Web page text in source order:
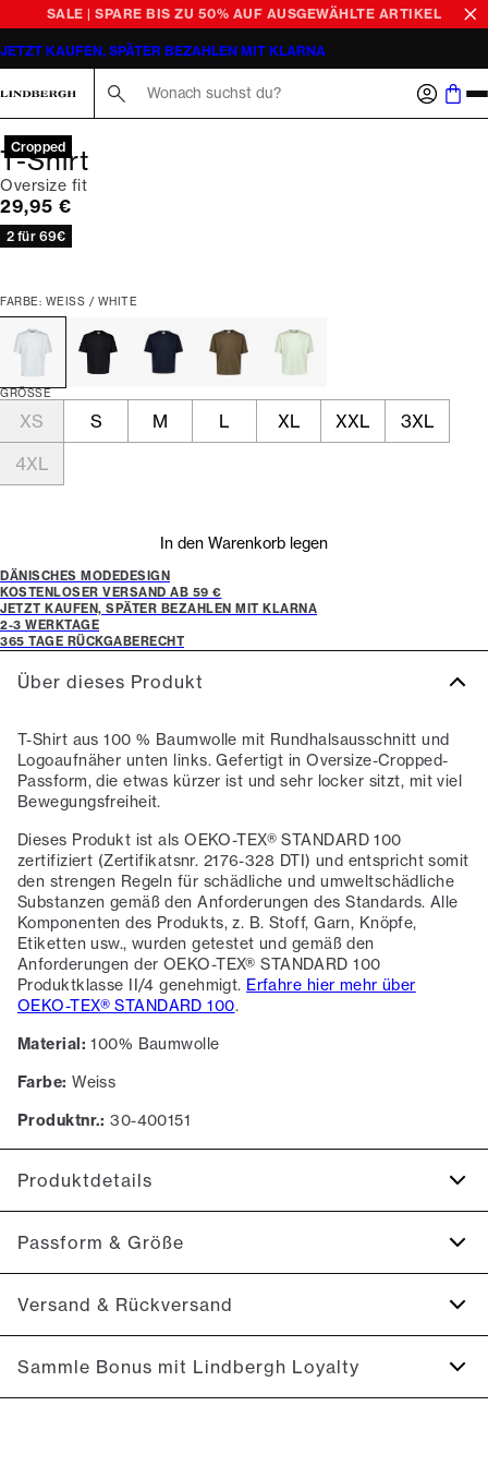
SALE | SPARE BIS ZU 50% AUF AUSGEWÄHLTE ARTIKEL
JETZT KAUFEN, SPÄTER BEZAHLEN MIT KLARNA
Cropped
T-Shirt
Oversize fit
Preis
29,95 €
2 für 69€
FARBE: WEISS / WHITE
GRÖSSE
XS S M L XL XXL
3XL
4XL
In den Warenkorb legen
DÄNISCHES MODEDESIGN
KOSTENLOSER VERSAND AB 59 €
JETZT KAUFEN, SPÄTER BEZAHLEN MIT KLARNA
2-3 WERKTAGE
365 TAGE RÜCKGABERECHT
Über dieses Produkt
T-Shirt aus 100 % Baumwolle mit Rundhalsausschnitt und
Logoaufnäher unten links. Gefertigt in Oversize-Cropped-
Passform, die etwas kürzer ist und sehr locker sitzt, mit viel
Bewegungsfreiheit.
Dieses Produkt ist als OEKO-TEX® STANDARD 100
zertifiziert (Zertifikatsnr. 2176-328 DTI) und entspricht somit
den strengen Regeln für schädliche und umweltschädliche
Substanzen gemäß den Anforderungen des Standards. Alle
Komponenten des Produkts, z. B. Stoff, Garn, Knöpfe,
Etiketten usw., wurden getestet und gemäß den
Anforderungen der OEKO-TEX® STANDARD 100
Produktklasse II/4 genehmigt. Erfahre hier mehr über
OEKO-TEX® STANDARD 100.
Material: 100% Baumwolle
Farbe: Weiss
Produktnr.: 30-400151
Produktdetails
Aus 100% Baumwolle.
Aufnäher mit Logo unten links.
Passform & Größe
Fit:Oversize fit
Sehr lockere Passform mit großzügigem Raum
Model:Das Model trägt Größe M.
Versand & Rückversand
2-3 Werktage.
Sammle Bonus mit Lindbergh Loyalty